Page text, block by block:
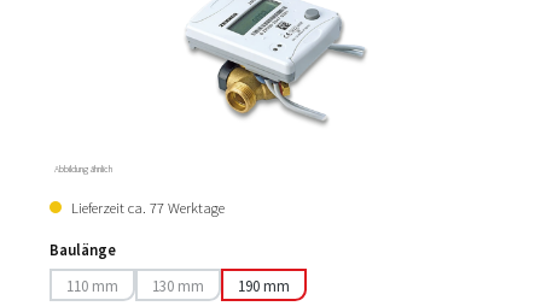
Abbildung ähnlich
Lieferzeit ca. 77 Werktage
Baulänge
110 mm
(Diese Option ist zurzeit nicht verfügbar.)
130 mm
(Diese Option ist zurzeit nicht verfügbar.)
190 mm